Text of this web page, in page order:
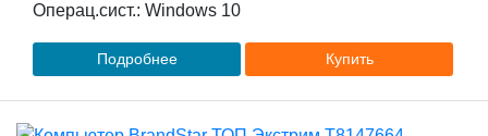
Операц.сист.: Windows 10
Подробнее Купить